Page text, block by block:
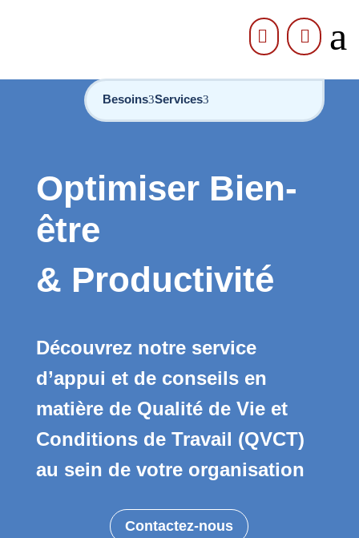
  a
Besoins Services
Optimiser Bien-
être
& Productivité
Découvrez notre service
d’appui et de conseils en
matière de Qualité de Vie et
Conditions de Travail (QVCT)
au sein de votre organisation
Contactez-nous